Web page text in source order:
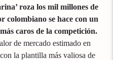
roza los mil millones de
colombiano se hace con un
caros de la competición.
de mercado estimado en
la plantilla más valiosa de